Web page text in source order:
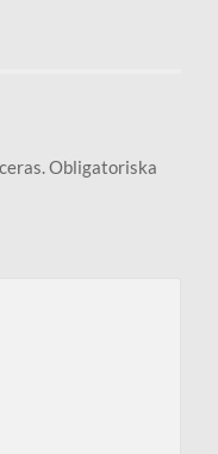
Obligatoriska